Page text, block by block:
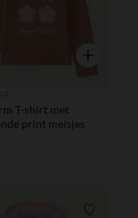
Snel
T-shirt met
print meisjes